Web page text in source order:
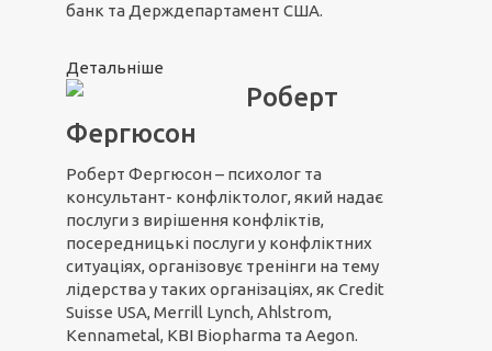
банк та Держдепартамент США.
Детальніше
Роберт
Фергюсон
Роберт Фергюсон – психолог та
консультант- конфліктолог, який надає
послуги з вирішення конфліктів,
посередницькі послуги у конфліктних
ситуаціях, організовує тренінги на тему
лідерства у таких організаціях, як Credit
Suisse USA, Merrill Lynch, Ahlstrom,
Kennametal, KBI Biopharma та Aegon.